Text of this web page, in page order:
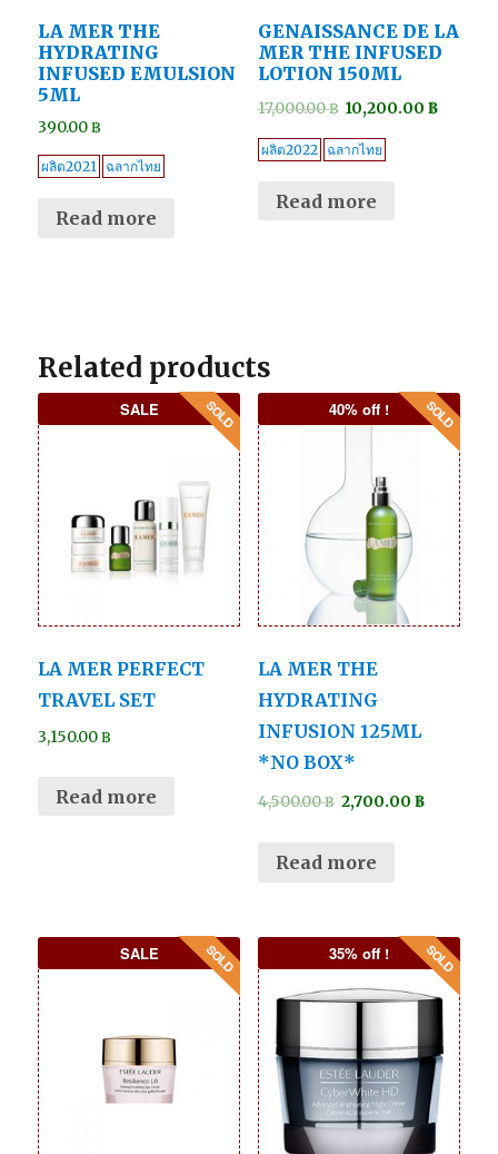
LA MER THE
HYDRATING
INFUSED EMULSION
5ML
390.00฿
ผลิต2021 ฉลากไทย
Read more
GENAISSANCE DE LA
MER THE INFUSED
LOTION 150ML
17,000.00฿ 10,200.00฿
ผลิต2022 ฉลากไทย
Read more
Related products
SALE
LA MER PERFECT
TRAVEL SET
3,150.00฿
Read more
40% off !
LA MER THE
HYDRATING
INFUSION 125ML
*NO BOX*
4,500.00฿ 2,700.00฿
Read more
SALE 35% off !